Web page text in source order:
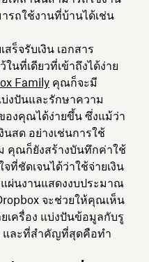
รถใช้งานที่บ้านได้เช่น
ร็จรับเงิน เอกสาร
นที่เดียวที่เข้าถึงได้ง่าย
Family คุณก็จะมี
งปันและรักษาความ
งคุณได้ง่ายขึ้น ซึ่งแม้ว่า
สด อย่างเช่นการใช้
คุณก็ยังสร้างบันทึกค่าใช้
ที่ชัดเจนได้ว่าใช้จ่ายเงิน
ผ่นงานแสดงงบประมาณ
จะช่วยให้คุณเห็น
เครื่อง แบ่งปันข้อมูลกับรู
และที่สำคัญที่สุดคือทำ